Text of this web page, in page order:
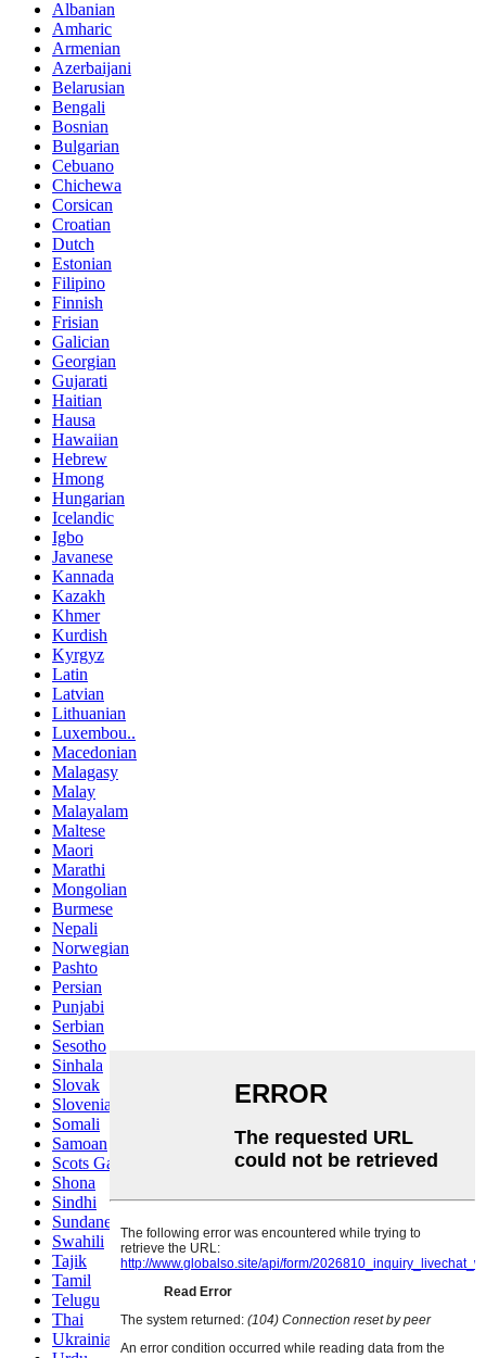
Albanian
Amharic
Armenian
Azerbaijani
Belarusian
Bengali
Bosnian
Bulgarian
Cebuano
Chichewa
Corsican
Croatian
Dutch
Estonian
Filipino
Finnish
Frisian
Galician
Georgian
Gujarati
Haitian
Hausa
Hawaiian
Hebrew
Hmong
Hungarian
Icelandic
Igbo
Javanese
Kannada
Kazakh
Khmer
Kurdish
Kyrgyz
Latin
Latvian
Lithuanian
Luxembou..
Macedonian
Malagasy
Malay
Malayalam
Maltese
Maori
Marathi
Mongolian
Burmese
Nepali
Norwegian
Pashto
Persian
Punjabi
Serbian
Sesotho
Sinhala
Slovak
Slovenian
Somali
Samoan
Scots Gaelic
Shona
Sindhi
Sundanese
Swahili
Tajik
Tamil
Telugu
Thai
Ukrainian